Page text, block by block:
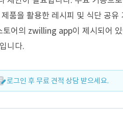
품을 활용한 레시피 및 식단 공유
토어의 zwilling app이 제시되어
니다.
로그인 후 무료 견적 상담 받으세요.